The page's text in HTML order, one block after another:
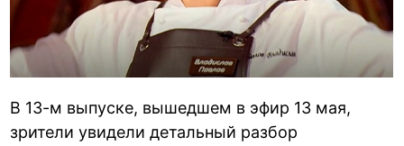
В 13-м выпуске, вышедшем в эфир 13 мая,
зрители увидели детальный разбор